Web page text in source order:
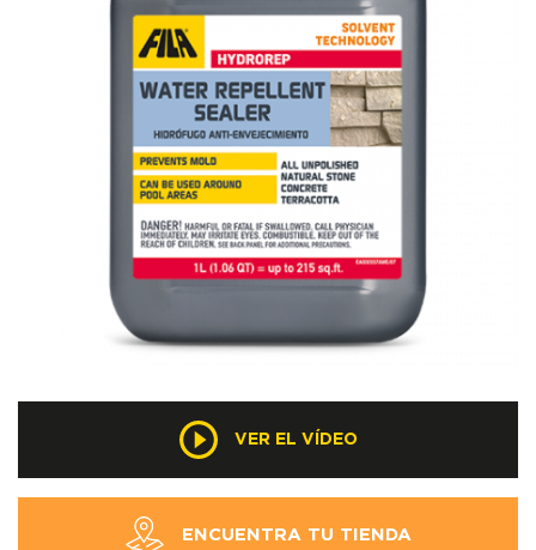
VER EL VÍDEO
ENCUENTRA TU TIENDA